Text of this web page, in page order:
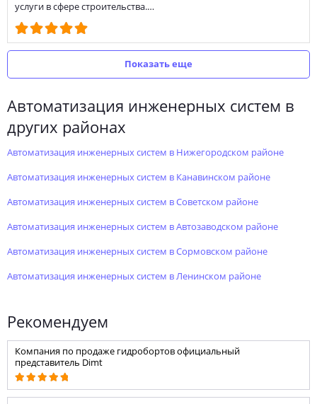
услуги в сфере строительства.…
Показать еще
автоматизация инженерных систем в
других районах
автоматизация инженерных систем в Нижегородском районе
автоматизация инженерных систем в Канавинском районе
автоматизация инженерных систем в Советском районе
автоматизация инженерных систем в Автозаводском районе
автоматизация инженерных систем в Сормовском районе
автоматизация инженерных систем в Ленинском районе
Рекомендуем
Компания по продаже гидробортов официальный
представитель Dimt